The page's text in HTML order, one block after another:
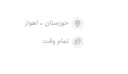
خوزستان
اهواز
تمام وقت